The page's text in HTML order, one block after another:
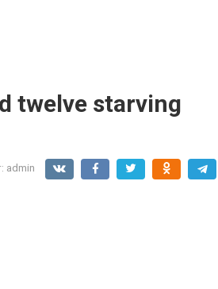
twelve starving
admin